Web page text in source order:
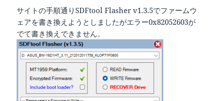
サイトの手順通りSDFtool Flasher v1.3.5でファームウ
ェアを書き換えようとしましたがエラー0x82052603が
でて書き換えできません。